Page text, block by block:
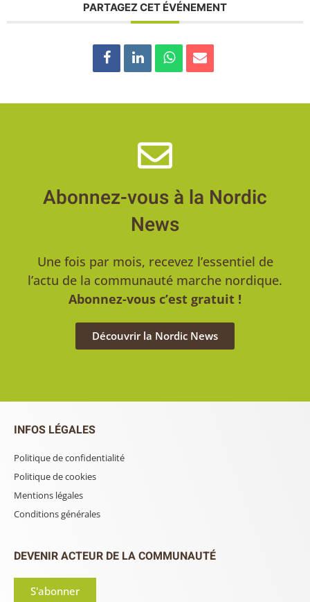
PARTAGEZ CET ÉVÉNEMENT
Abonnez-vous à la Nordic
News
Une fois par mois, recevez l’essentiel de
l’actu de la communauté marche nordique.
Abonnez-vous c’est gratuit !
Découvrir la Nordic News
INFOS LÉGALES
Politique de confidentialité
Politique de cookies
Mentions légales
Conditions générales
DEVENIR ACTEUR DE LA COMMUNAUTÉ
S'abonner